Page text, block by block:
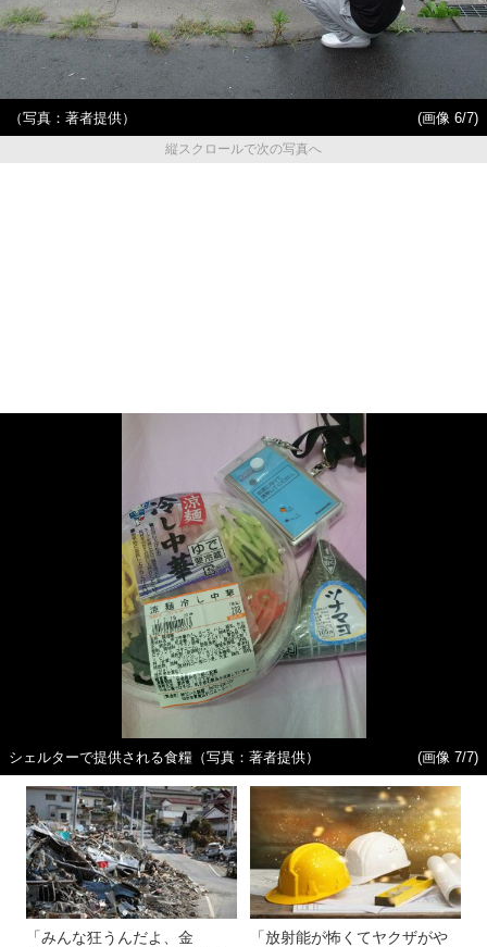
（写真：著者提供）
(画像 6/7)
縦スクロールで次の写真へ
シェルターで提供される食糧（写真：著者提供） (画像 7/7)
「みんな狂うんだよ、金
「放射能が怖くてヤクザがや